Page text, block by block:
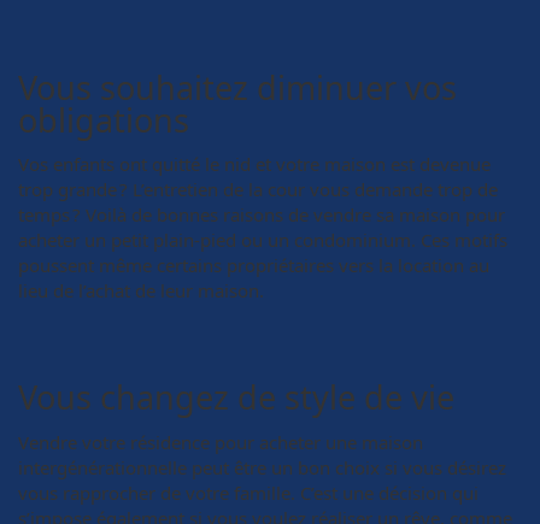
Vous souhaitez diminuer vos
obligations
Vos enfants ont quitté le nid et votre maison est devenue
trop grande ? L’entretien de la cour vous demande trop de
temps ? Voilà de bonnes raisons de vendre sa maison pour
acheter un petit plain-pied ou un condominium. Ces motifs
poussent même certains propriétaires vers la location au
lieu de l’achat de leur maison.
Vous changez de style de vie
Vendre votre résidence pour acheter une maison
intergénérationnelle peut être un bon choix si vous désirez
vous rapprocher de votre famille. C’est une décision qui
s’impose également si vous voulez réaliser un rêve, comme